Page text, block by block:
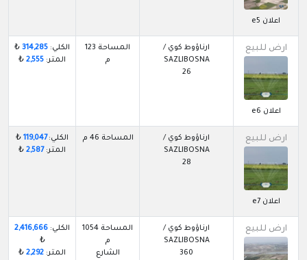
اعلان e5
ارض للبيع
اعلان e6
ارناؤوط كوي /
SAZLIBOSNA
26
المساحة 123
م
الكلي: 314,285
₺
المتر: 2,555
₺
ارض للبيع
اعلان e7
ارناؤوط كوي /
SAZLIBOSNA
28
المساحة 46 م الكلي:119,047
₺
المتر:2,587
₺
ارض للبيع
ارناؤوط كوي /
SAZLIBOSNA
360
المساحة 1054
م
الشارع
الكلي: 2,416,666
₺
المتر: 2,292
₺